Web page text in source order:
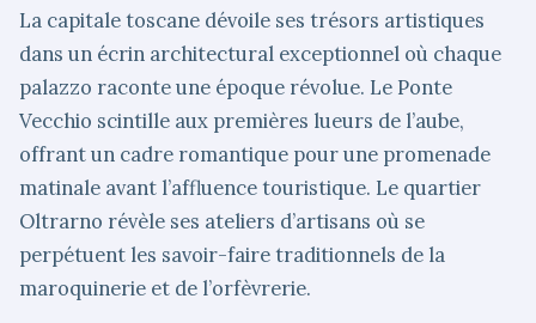
La capitale toscane dévoile ses trésors artistiques
dans un écrin architectural exceptionnel où chaque
palazzo raconte une époque révolue. Le Ponte
Vecchio scintille aux premières lueurs de l’aube,
offrant un cadre romantique pour une promenade
matinale avant l’affluence touristique. Le quartier
Oltrarno révèle ses ateliers d’artisans où se
perpétuent les savoir-faire traditionnels de la
maroquinerie et de l’orfèvrerie.